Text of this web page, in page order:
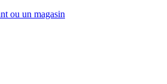
ou un magasin